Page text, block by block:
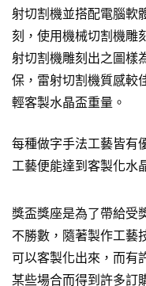
射切割機並搭配電腦軟
刻，使用機械切割機雕
射切割機雕刻出之圖樣
保，雷射切割機質感較
輕客製水晶盃重量。
每種做字手法工藝皆有
工藝便能達到客製化水
獎盃獎座是為了帶給受
不勝數，隨著製作工藝
可以客製化出來，而有
某些場合而得到許多訂